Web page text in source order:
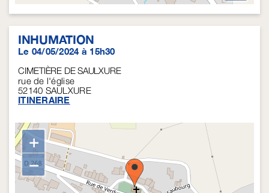
INHUMATION
Le 04/05/2024 à 15h30
CIMETIÈRE DE SAULXURE
rue de l'église
52140 SAULXURE
ITINERAIRE
+
−